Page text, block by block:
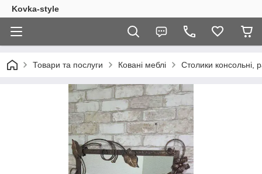
Kovka-style
Товари та послуги Ковані меблі Столики консольні,